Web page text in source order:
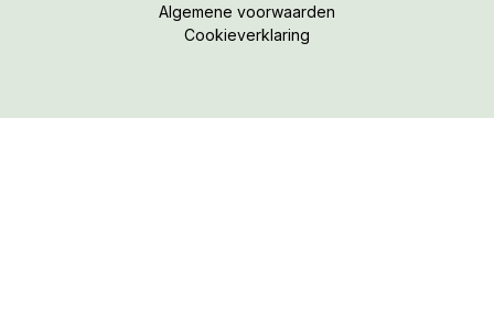
Algemene voorwaarden
Cookieverklaring